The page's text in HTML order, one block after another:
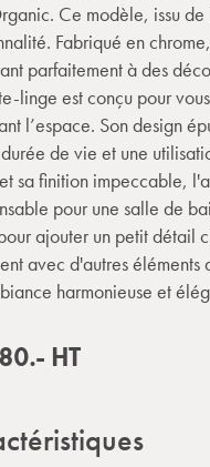
Ce modèle, issu
Fabriqué en
parfaitement à des
linge est conçu pour
l’espace. Son design
de vie et une
sa finition impeccable,
pour une salle de
ajouter un petit détail
avec d'autres
harmonieuse et
80.- HT